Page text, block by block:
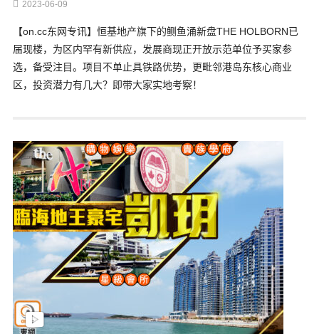
2023-06-09
【on.cc东网专讯】恒基地产旗下的鲗鱼涌新盘THE HOLBORN已
届现楼，为区内罕有新供应，发展商现正开放示范单位予买家参
选，备受注目。项目不单止具铁路优势，更毗邻港岛东核心商业
区，投资潜力有几大？即带大家实地考察！